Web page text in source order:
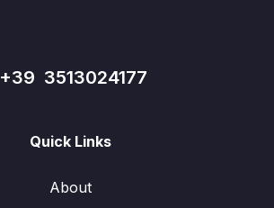
+39 3513024177
Quick Links
About